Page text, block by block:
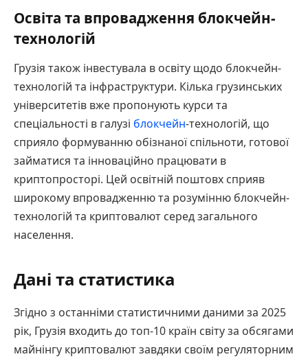
Освіта та впровадження блокчейн-
технологій
Грузія також інвестувала в освіту щодо блокчейн-
технологій та інфраструктури. Кілька грузинських
університетів вже пропонують курси та
спеціальності в галузі блокчейн-технологій, що
сприяло формуванню обізнаної спільноти, готової
займатися та інноваційно працювати в
криптопросторі. Цей освітній поштовх сприяв
широкому впровадженню та розумінню блокчейн-
технологій та криптовалют серед загального
населення.
Дані та статистика
Згідно з останніми статистичними даними за 2025
рік, Грузія входить до топ-10 країн світу за обсягами
майнінгу криптовалют завдяки своїм регуляторним